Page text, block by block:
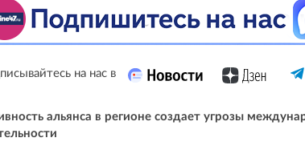
на нас в
альянса в регионе создает угрозы